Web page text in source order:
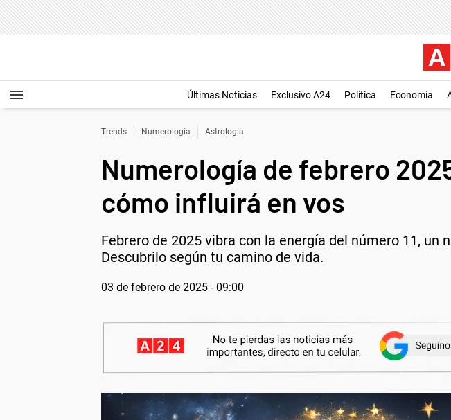
Últimas Noticias Exclusivo A24 Política Economía
Trends Numerología Astrología
Numerología de febrero
cómo influirá en vos
Febrero de 2025 vibra con la energía del número 11,
Descubrilo según tu camino de vida.
03 de febrero de 2025 - 09:00